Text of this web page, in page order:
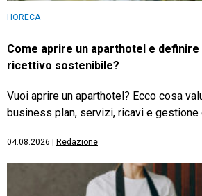
HORECA
Come aprire un aparthotel e
ricettivo sostenibile?
Vuoi aprire un aparthotel? Ecco cosa
business plan, servizi, ricavi e gestione
04.08.2026 Redazione